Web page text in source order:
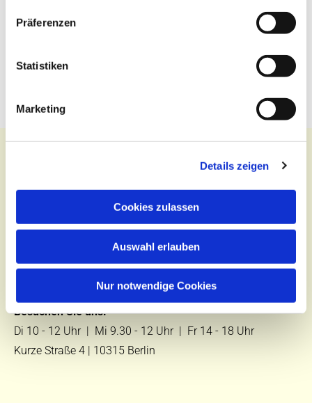
Präferenzen
Statistiken
Marketing
Details zeigen
Cookies zulassen
Auswahl erlauben
Nur notwendige Cookies
Zentralbüro
(030) 643 849 70
kontakt@st-hildegard-von-bingen.de
Besuchen Sie uns:
Di 10 - 12 Uhr | Mi 9.30 - 12 Uhr | Fr 14 - 18 Uhr
Kurze Straße 4 | 10315 Berlin